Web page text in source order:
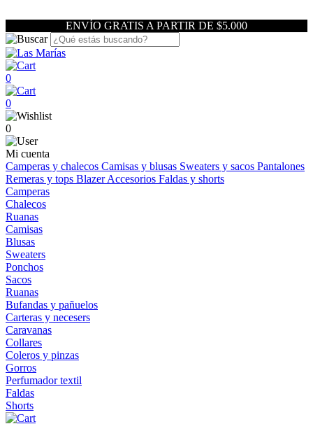
ENVÍO GRATIS A PARTIR DE $5.000
0
0
0
Mi cuenta
Camperas y chalecos Camisas y blusas Sweaters y sacos Pantalones
Remeras y tops BlazerAccesorios Faldas y shorts
Camperas
Chalecos
Ruanas
Camisas
Blusas
Sweaters
Ponchos
Sacos
Ruanas
Bufandas y pañuelos
Carteras y necesers
Caravanas
Collares
Coleros y pinzas
Gorros
Perfumador textil
Faldas
Shorts